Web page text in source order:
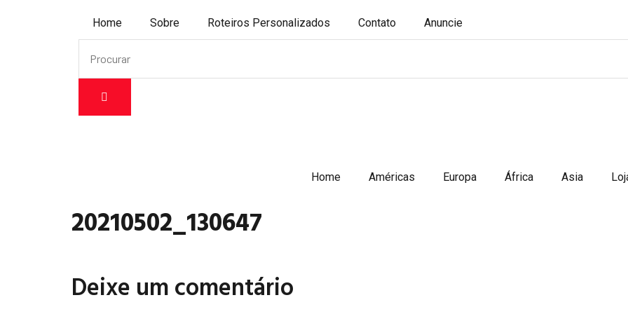
Home Sobre Roteiros Personalizados Contato Anuncie
Home Américas Europa África Asia
20210502_130647
Deixe um comentário